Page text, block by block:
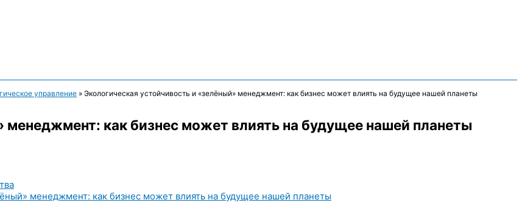
управление » Экологическая устойчивость и «зелёный» менеджмент: как бизнес может влиять на будущее нашей планеты
менеджмент: как бизнес может влиять на будущее нашей планеты
менеджмент: как бизнес может влиять на будущее нашей планеты